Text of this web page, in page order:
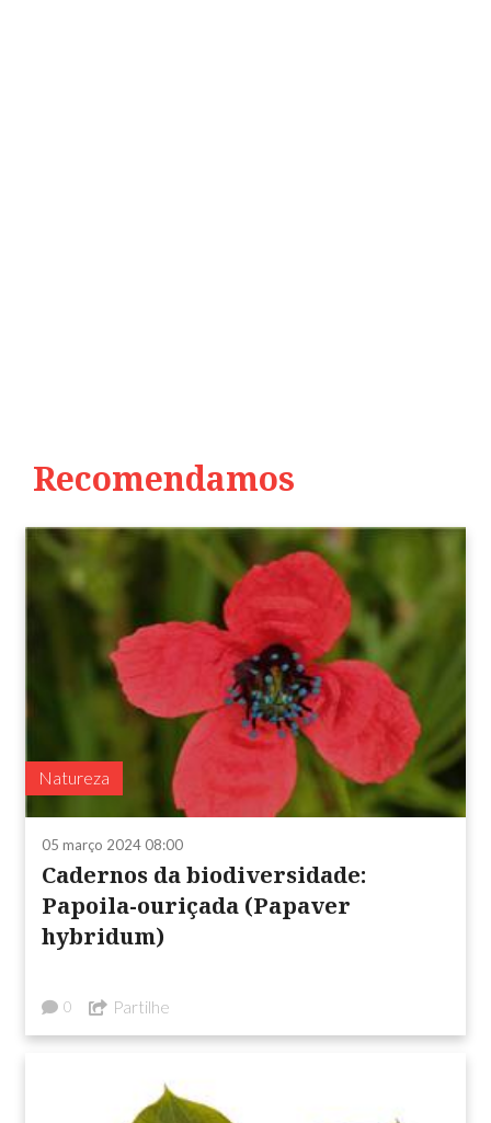
Recomendamos
Natureza
05 março 2024 08:00
Cadernos da biodiversidade:
Papoila-ouriçada (Papaver
hybridum)
0 Partilhe